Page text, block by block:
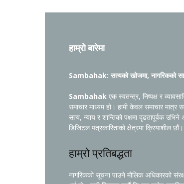
हाम्रो बारेमा
Sambahak: सत्यको खोजमा, नागरिकको
Sambahak एक स्वतन्त्र, निष्पक्ष र
समाचार माध्यम हो। हामी केवल समाचार मात्र
सत्य, न्याय र शान्तिको पक्षमा दृढतापूर्वक
डिजिटल पत्रकारिताको क्षेत्रमा क्रियाशील छौं।
हाम्रो प्रतिबद्धता
नागरिकको सूचना पाउने मौलिक अधिकारको